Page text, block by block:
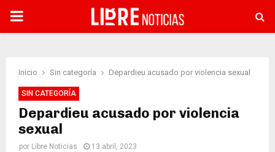
PRIMARY
Inicio Sin categoría Depardieu acusado por violencia sexual
SIN CATEGORÍA
Depardieu acusado por violencia
sexual
por Libre Noticias 13 abril, 2023